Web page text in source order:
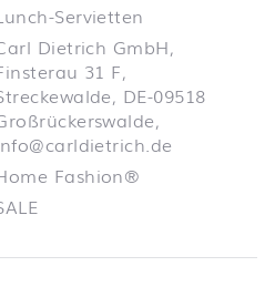
Servietten
Dietrich GmbH,
31 F,
DE-09518
Fashion®